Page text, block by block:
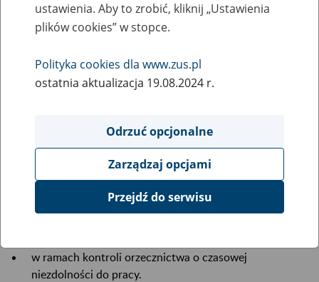
13 kwietnia
2026
Do zakresu działania ZUS należy między innymi wydawanie
dla potrzeb ustalania uprawnień do świadczeń z
ubezpieczeń społecznych i innych świadczeń
należących do właściwości ZUS,
dla celów realizacji zadań zleconych ZUS na podstawie
w ramach kontroli orzecznictwa o czasowej
niezdolności do pracy.
ustawienia. Aby to zrobić, kliknij „Ustawienia
plików cookies” w stopce.
Polityka cookies dla www.zus.pl
ostatnia aktualizacja 19.08.2024 r.
Odrzuć opcjonalne
Zarządzaj opcjami
Przejdź do serwisu